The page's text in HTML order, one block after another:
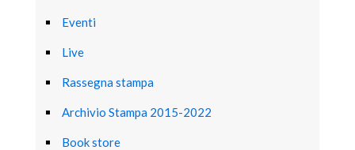
Eventi
Live
Rassegna stampa
Archivio Stampa 2015-2022
Book store